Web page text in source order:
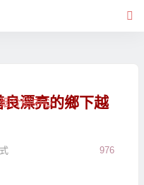
介紹中心
漂亮的鄉下越
976